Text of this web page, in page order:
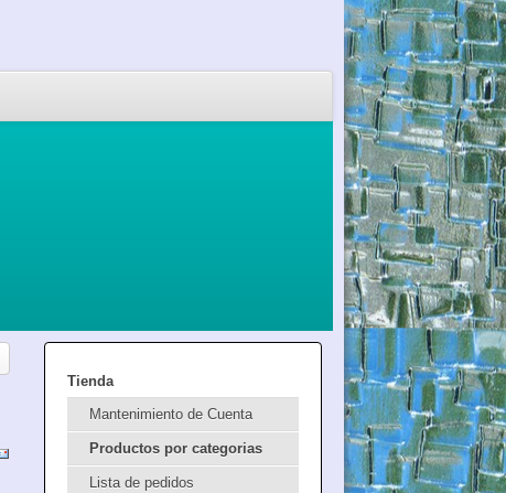
Tienda
Mantenimiento de Cuenta
Productos por categorias
Lista de pedidos